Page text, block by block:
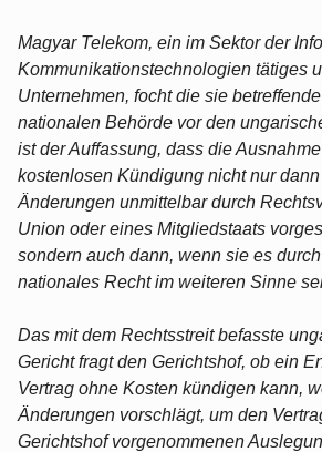
Magyar Telekom, ein im Sektor der
Kommunikationstechnologien tätiges
Unternehmen, focht die sie
nationalen Behörde vor den
ist der Auffassung, dass die
kostenlosen Kündigung nicht nur
Änderungen unmittelbar durch
Union oder eines Mitgliedstaats
sondern auch dann, wenn sie es
nationales Recht im weiteren Sinne
Das mit dem Rechtsstreit befasste
Gericht fragt den Gerichtshof, ob ein
Vertrag ohne Kosten kündigen kann,
Änderungen vorschlägt, um den
Gerichtshof vorgenommenen